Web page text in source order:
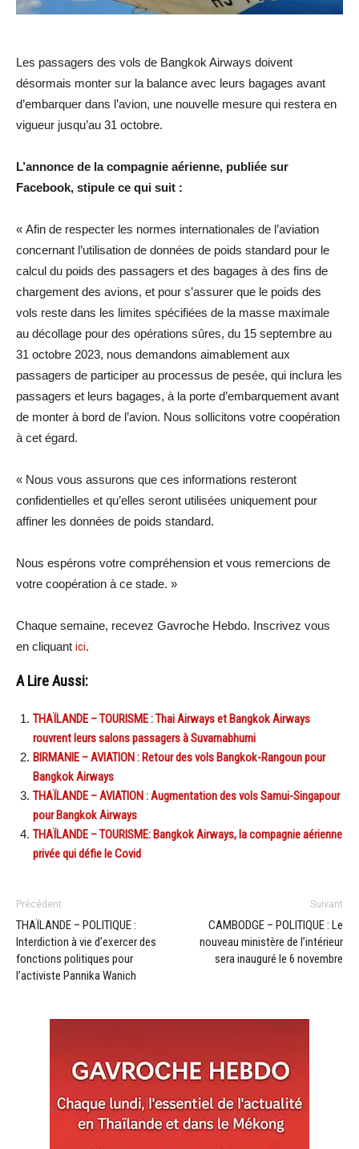
Les passagers des vols de Bangkok Airways doivent
désormais monter sur la balance avec leurs bagages avant
d’embarquer dans l’avion, une nouvelle mesure qui restera en
vigueur jusqu’au 31 octobre.
L’annonce de la compagnie aérienne, publiée sur
Facebook, stipule ce qui suit :
« Afin de respecter les normes internationales de l’aviation
concernant l’utilisation de données de poids standard pour le
calcul du poids des passagers et des bagages à des fins de
chargement des avions, et pour s’assurer que le poids des
vols reste dans les limites spécifiées de la masse maximale
au décollage pour des opérations sûres, du 15 septembre au
31 octobre 2023, nous demandons aimablement aux
passagers de participer au processus de pesée, qui inclura les
passagers et leurs bagages, à la porte d’embarquement avant
de monter à bord de l’avion. Nous sollicitons votre coopération
à cet égard.
« Nous vous assurons que ces informations resteront
confidentielles et qu’elles seront utilisées uniquement pour
affiner les données de poids standard.
Nous espérons votre compréhension et vous remercions de
votre coopération à ce stade. »
Chaque semaine, recevez Gavroche Hebdo. Inscrivez vous
en cliquant ici.
A Lire Aussi:
THAÏLANDE – TOURISME : Thai Airways et Bangkok Airways
rouvrent leurs salons passagers à Suvarnabhumi
BIRMANIE – AVIATION : Retour des vols Bangkok-Rangoun pour
Bangkok Airways
THAÏLANDE – AVIATION : Augmentation des vols Samui-Singapour
pour Bangkok Airways
THAÏLANDE – TOURISME: Bangkok Airways, la compagnie aérienne
privée qui défie le Covid
Précédent
THAÏLANDE – POLITIQUE :
Interdiction à vie d’exercer des
fonctions politiques pour
l’activiste Pannika Wanich
Suivant
CAMBODGE – POLITIQUE : Le
nouveau ministère de l’intérieur
sera inauguré le 6 novembre